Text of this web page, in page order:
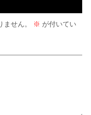
せん。 ※ が付いてい